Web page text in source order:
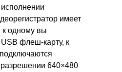
имеет
к одному вы
флеш-карту, к
640×480